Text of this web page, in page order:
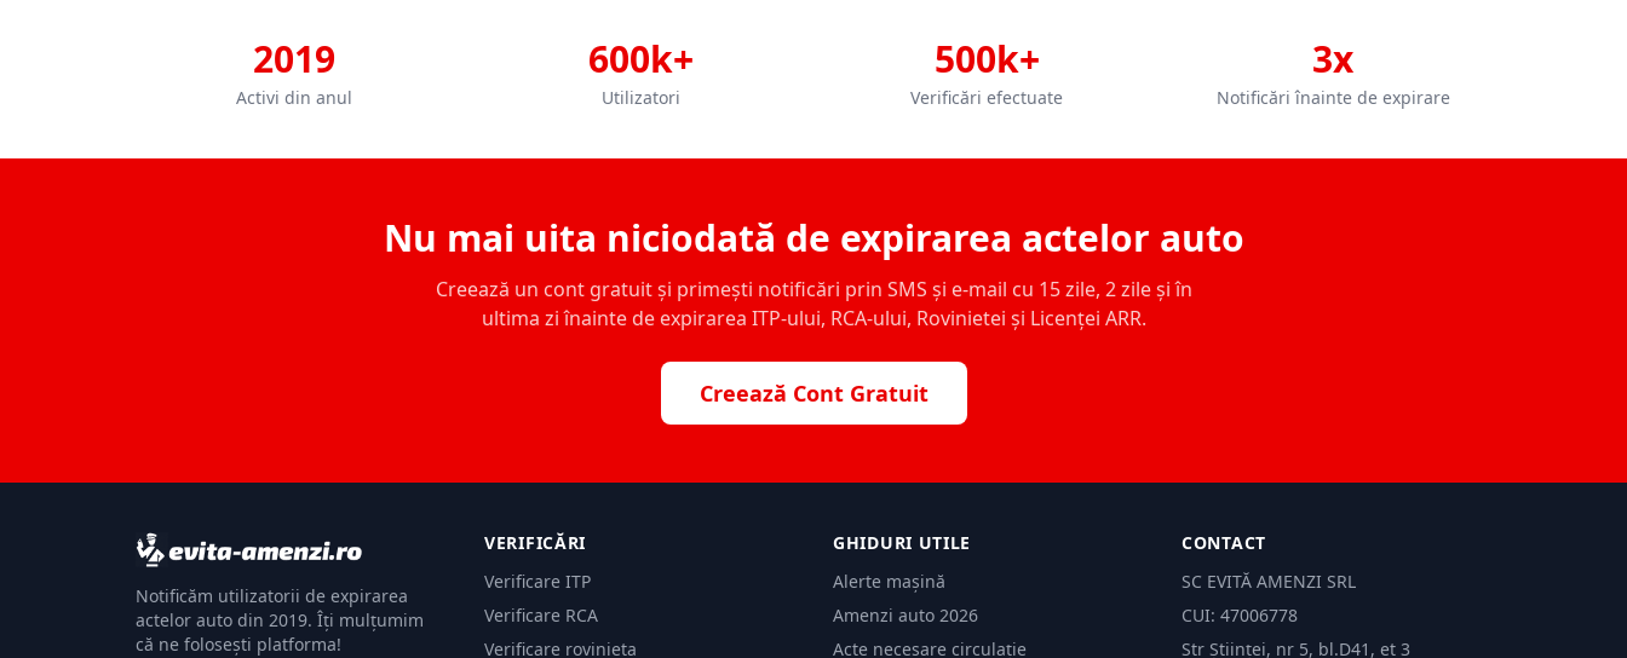
2019
Activi din anul
600k+
Utilizatori
500k+
Verificări efectuate
3x
Notificări înainte de expirare
Nu mai uita niciodată de expirarea actelor auto
Creează un cont gratuit și primești notificări prin SMS și e-mail cu 15 zile, 2 zile și în
ultima zi înainte de expirarea ITP-ului, RCA-ului, Rovinietei și Licenței ARR.
Creează Cont Gratuit
Notificăm utilizatorii de expirarea
actelor auto din 2019. Îți mulțumim
că ne folosești platforma!
VERIFICĂRI
Verificare ITP
Verificare RCA
Verificare rovinieta
GHIDURI UTILE
Alerte mașină
Amenzi auto 2026
Acte necesare circulație
CONTACT
SC EVITĂ AMENZI SRL
CUI: 47006778
Str Științei, nr 5, bl.D41, et 3